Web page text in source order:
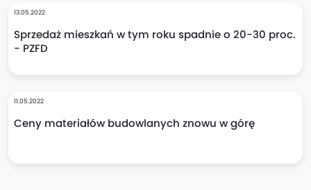
13.05.2022
Sprzedaż mieszkań w tym roku spadnie o 20-30 proc.
- PZFD
11.05.2022
Ceny materiałów budowlanych znowu w górę